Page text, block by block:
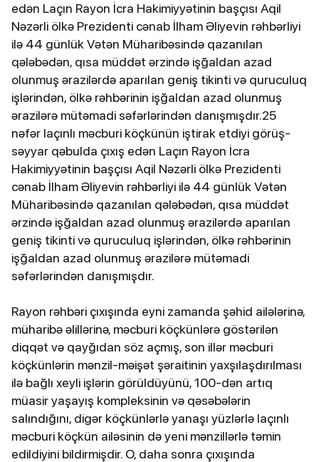
edən Laçın Rayon İcra Hakimiyyətinin başçısı Aqil
Nəzərli ölkə Prezidenti cənab İlham Əliyevin rəhbərliyi
ilə 44 günlük Vətən Müharibəsində qazanılan
qələbədən, qısa müddət ərzində işğaldan azad
olunmuş ərazilərdə aparılan geniş tikinti və quruculuq
işlərindən, ölkə rəhbərinin işğaldan azad olunmuş
ərazilərə mütəmadi səfərlərindən danışmışdır.25
nəfər laçınlı məcburi köçkünün iştirak etdiyi görüş-
səyyar qəbulda çıxış edən Laçın Rayon İcra
Hakimiyyətinin başçısı Aqil Nəzərli ölkə Prezidenti
cənab İlham Əliyevin rəhbərliyi ilə 44 günlük Vətən
Müharibəsində qazanılan qələbədən, qısa müddət
ərzində işğaldan azad olunmuş ərazilərdə aparılan
geniş tikinti və quruculuq işlərindən, ölkə rəhbərinin
işğaldan azad olunmuş ərazilərə mütəmadi
səfərlərindən danışmışdır.
Rayon rəhbəri çıxışında eyni zamanda şəhid ailələrinə,
müharibə əlillərinə, məcburi köçkünlərə göstərilən
diqqət və qayğıdan söz açmış, son illər məcburi
köçkünlərin mənzil-məişət şəraitinin yaxşılaşdırılması
ilə bağlı xeyli işlərin görüldüyünü, 100-dən artıq
müasir yaşayış kompleksinin və qəsəbələrin
salındığını, digər köçkünlərlə yanaşı yüzlərlə laçınlı
məcburi köçkün ailəsinin də yeni mənzillərlə təmin
edildiyini bildirmişdir. O, daha sonra çıxışında